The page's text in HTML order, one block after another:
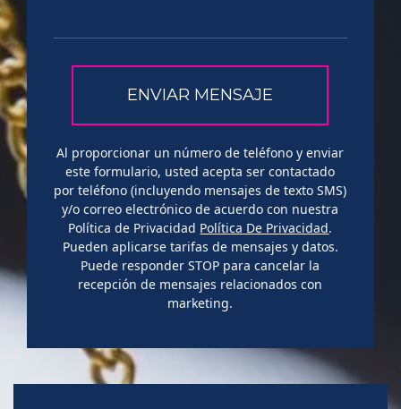
Al proporcionar un número de teléfono y enviar
este formulario, usted acepta ser contactado
por teléfono (incluyendo mensajes de texto SMS)
y/o correo electrónico de acuerdo con nuestra
Política de Privacidad Política De Privacidad.
Pueden aplicarse tarifas de mensajes y datos.
Puede responder STOP para cancelar la
recepción de mensajes relacionados con
marketing.